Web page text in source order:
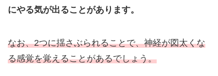
にやる気が出ることがあります。
なお、2つに揺さぶられることで、神経が図太くな
る感覚を覚えることがあるでしょう。